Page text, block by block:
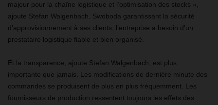
majeur pour la chaîne logistique et l’optimisation des stocks »,
ajoute Stefan Walgenbach. Swoboda garantissant la sécurité
d’approvisionnement à ses clients, l’entreprise a besoin d’un
prestataire logistique fiable et bien organisé.
Et la transparence, ajoute Stefan Walgenbach, est plus
importante que jamais. Les modifications de dernière minute des
commandes se produisent de plus en plus fréquemment. Les
fournisseurs de production ressentent toujours les effets des